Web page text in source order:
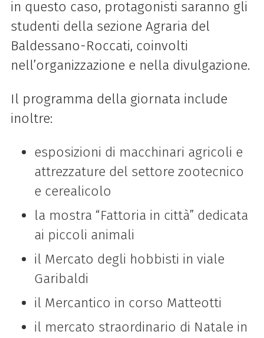
in questo caso, protagonisti saranno gli
studenti della sezione Agraria del
Baldessano-Roccati, coinvolti
nell’organizzazione e nella divulgazione.
Il programma della giornata include
inoltre:
esposizioni di macchinari agricoli e
attrezzature del settore zootecnico
e cerealicolo
la mostra “Fattoria in città” dedicata
ai piccoli animali
il Mercato degli hobbisti in viale
Garibaldi
il Mercantico in corso Matteotti
il mercato straordinario di Natale in